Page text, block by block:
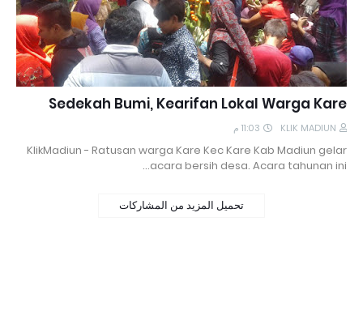
Sedekah Bumi, Kearifan Lokal Warga Kare
KLIK MADIUN 11:03 م
KlikMadiun - Ratusan warga Kare Kec Kare Kab Madiun gelar
acara bersih desa. Acara tahunan ini…
تحميل المزيد من المشاركات